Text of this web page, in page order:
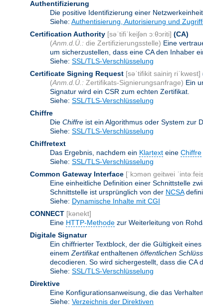
Authentifizierung
Die positive Identifizierung einer
Siehe: Authentisierung, Autorisierung und
Certification Authority [səˈtifiˈkeiʃən ɔːθɔriti] (CA)
(Anm.d.Ü.: die Zertifizierungsstelle) Eine
um sicherzustellen, dass eine CA den Inhaber
Siehe: SSL/TLS-Verschlüsselung
Certificate Signing Request [səˈtifikit sainiŋ riˈkwest]
(Anm.d.Ü.: Zertifikats-Signierungsanfrage) Ein
Signatur wird ein CSR zum echten Zertifikat.
Siehe: SSL/TLS-Verschlüsselung
Chiffre
Die Chiffre ist ein Algorithmus oder System zur
Siehe: SSL/TLS-Verschlüsselung
Chiffretext
Das Ergebnis, nachdem ein Klartext eine Chiffre
Siehe: SSL/TLS-Verschlüsselung
Common Gateway Interface [ˈkɔmən geitwei
Eine einheitliche Definition einer Schnittstelle
Schnittstelle ist ursprünglich von der NCSA
Siehe: Dynamische Inhalte mit CGI
CONNECT [kənekt]
Eine HTTP-Methode zur Weiterleitung von
Digitale Signatur
Ein chiffrierter Textblock, der die Gültigkeit
einem Zertifikatenthaltenen öffentlichen
decodieren. So wird sichergestellt, dass die CA
Siehe: SSL/TLS-Verschlüsselung
Direktive
Eine Konfigurationsanweisung, die das
Siehe: Verzeichnis der Direktiven